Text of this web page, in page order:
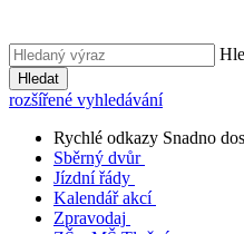
Hledat
rozšířené vyhledávání
Rychlé odkazy Snadno
Sběrný dvůr
Jízdní řády
Kalendář akcí
Zpravodaj